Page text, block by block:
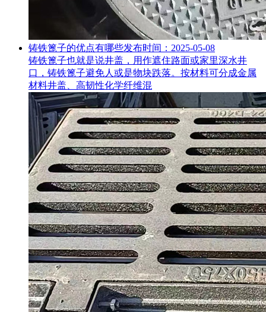
铸铁篦子的优点有哪些发布时间：2025-05-08
铸铁篦子也就是说井盖，用作遮住路面或家里深水井
口，铸铁篦子避免人或是物块跌落。按材料可分成金属
材料井盖、高韧性化学纤维混